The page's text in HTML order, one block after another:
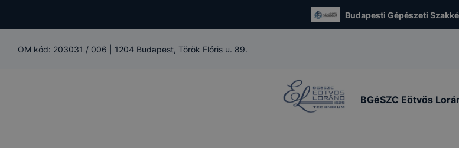
Budapesti Gépészeti
OM kód: 203031 / 006 1204 Budapest, Török Flóris u. 89.
BGéSZC Eötvös